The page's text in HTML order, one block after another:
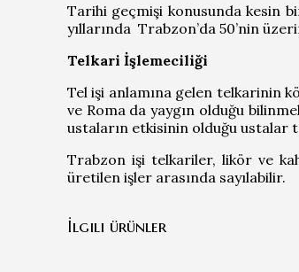
Tarihi geçmişi konusunda kesin
yıllarında Trabzon’da 50’nin
Telkari İşlemeciliği
Tel işi anlamına gelen telkarinin
ve Roma da yaygın olduğu
ustaların etkisinin olduğu ustalar
Trabzon işi telkariler, likör ve
üretilen işler arasında sayılabilir.
İlgili ürünler